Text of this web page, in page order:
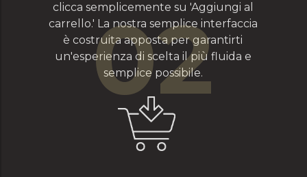
02
clicca semplicemente su 'Aggiungi al
carrello.' La nostra semplice interfaccia
è costruita apposta per garantirti
un'esperienza di scelta il più fluida e
semplice possibile.
02